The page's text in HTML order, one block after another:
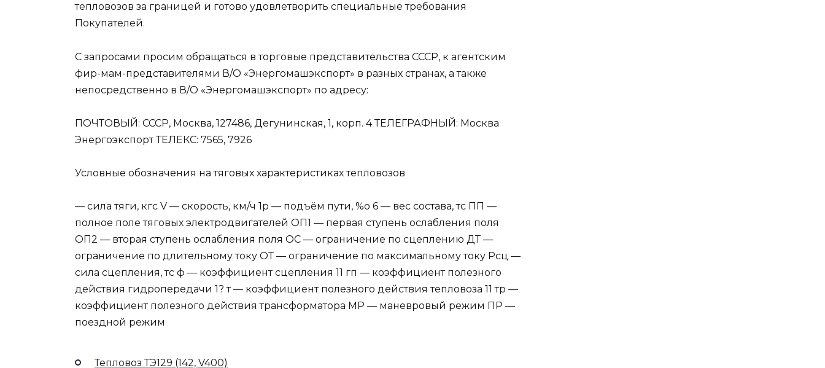
тепловозов за границей и готово удовлетворить специальные требования
Покупателей.
С запросами просим обращаться в торговые представительства СССР, к агентским
фир-мам-представителями В/О «Энергомашэкспорт» в разных странах, а также
непосредственно в В/О «Энергомашэкспорт» по адресу:
ПОЧТОВЫЙ: СССР, Москва, 127486, Дегунинская, 1, корп. 4 ТЕЛЕГРАФНЫЙ: Москва
Энергоэкспорт ТЕЛЕКС: 7565, 7926
Условные обозначения на тяговых характеристиках тепловозов
— сила тяги, кгс V — скорость, км/ч 1р — подъём пути, %о 6 — вес состава, тс ПП —
полное поле тяговых электродвигателей ОП1 — первая ступень ослабления поля
ОП2 — вторая ступень ослабления поля ОС — ограничение по сцеплению ДТ —
ограничение по длительному току ОТ — ограничение по максимальному току Рсц —
сила сцепления, тс ф — коэффициент сцепления 11 гп — коэффициент полезного
действия гидропередачи 1? т — коэффициент полезного действия тепловоза 11 тр —
коэффициент полезного действия трансформатора МР — маневровый режим ПР —
поездной режим
Тепловоз ТЭ129 (142, V400)